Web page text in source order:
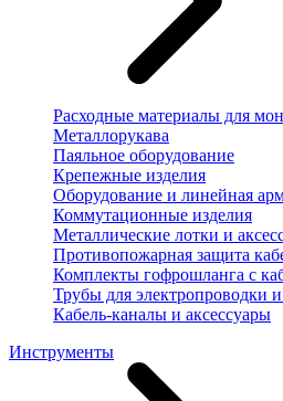
Расходные материалы для
Металлорукава
Паяльное оборудование
Крепежные изделия
Оборудование и линейная
Коммутационные изделия
Металлические лотки и
Противопожарная защита
Комплекты гофрошланга с
Трубы для электропроводки
Кабель-каналы и аксессуары
Инструменты